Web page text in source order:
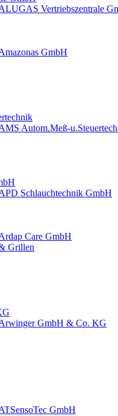
Vertriebszentrale
GmbH
Autom.Meß-
Schlauchtechnik GmbH
Care GmbH
Grillen
GmbH & Co. KG
GmbH